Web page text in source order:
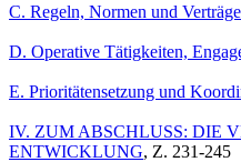
C. Regeln, Normen und Verträge
D. Operative Tätigkeiten,
E. Prioritätensetzung und
IV. ZUM ABSCHLUSS: DIE
ENTWICKLUNG, Z. 231-245